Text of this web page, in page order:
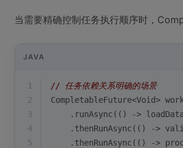
当需要精确控制任务执行顺序时，
JAVA
1
// 任务依赖关系明确的场景
2
CompletableFuture<Void>
3
.runAsync(() ->
4
.thenRunAsync(() ->
5
.thenRunAsync(() ->